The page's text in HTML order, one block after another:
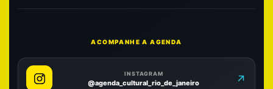
ACOMPANHE A AGENDA
INSTAGRAM
@agenda_cultural_rio_de_janeiro